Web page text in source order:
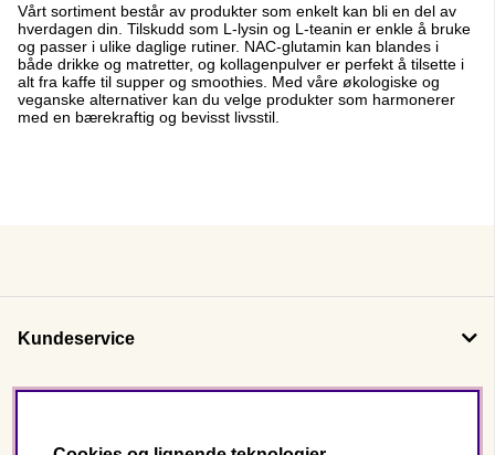
Vårt sortiment består av produkter som enkelt kan bli en del av
hverdagen din. Tilskudd som L-lysin og L-teanin er enkle å bruke
og passer i ulike daglige rutiner. NAC-glutamin kan blandes i
både drikke og matretter, og kollagenpulver er perfekt å tilsette i
alt fra kaffe til supper og smoothies. Med våre økologiske og
veganske alternativer kan du velge produkter som harmonerer
med en bærekraftig og bevisst livsstil.
Kundeservice